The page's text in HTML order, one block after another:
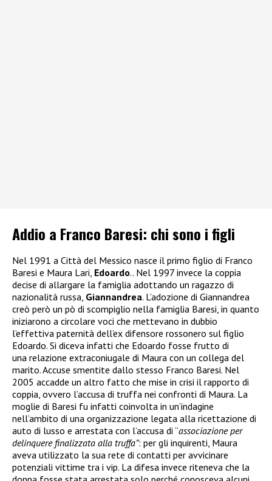
Addio a Franco Baresi: chi sono i figli
Nel 1991 a Città del Messico nasce il primo figlio di Franco
Baresi e Maura Lari, Edoardo.. Nel 1997 invece la coppia
decise di allargare la famiglia adottando un ragazzo di
nazionalità russa, Giannandrea. L’adozione di Giannandrea
creò però un pò di scompiglio nella famiglia Baresi, in quanto
iniziarono a circolare voci che mettevano in dubbio
l’effettiva paternità dell’ex difensore rossonero sul figlio
Edoardo. Si diceva infatti che Edoardo fosse frutto di
una relazione extraconiugale di Maura con un collega del
marito. Accuse smentite dallo stesso Franco Baresi. Nel
2005 accadde un altro fatto che mise in crisi il rapporto di
coppia, ovvero l’accusa di truffa nei confronti di Maura. La
moglie di Baresi fu infatti coinvolta in un’indagine
nell’ambito di una organizzazione legata alla ricettazione di
auto di lusso e arrestata con l’accusa di “associazione per
delinquere finalizzata alla truffa”: per gli inquirenti, Maura
aveva utilizzato la sua rete di contatti per avvicinare
potenziali vittime tra i vip. La difesa invece riteneva che la